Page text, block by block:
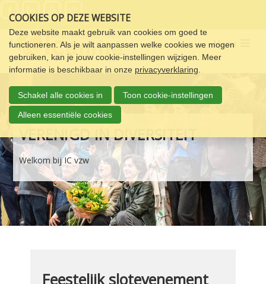
links
over
Spring
naar
de
navigatie
Spring
naar
de
inhoud
COOKIES OP DEZE WEBSITE
Deze website maakt gebruik van cookies om goed te
functioneren. Als je wilt aanpassen welke cookies we mogen
gebruiken, kan je jouw cookie-instellingen wijzigen. Meer
informatie is beschikbaar in onze privacyverklaring
Schakel alle cookies in Toon cookie-instellingen
Alleen essentiële cookies
Menu
VERENIGD IN DIVERSITEIT
Welkom bij IC vzw
Feestelijk slotevenement